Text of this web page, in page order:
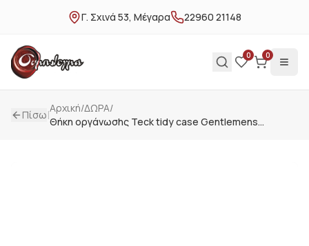
Γ. Σχινά 53, Μέγαρα 22960 21148
0 0
Πίσω|Αρχική/ΔΩΡΑ/
Θήκη οργάνωσhς Teck tidy case Gentlemens